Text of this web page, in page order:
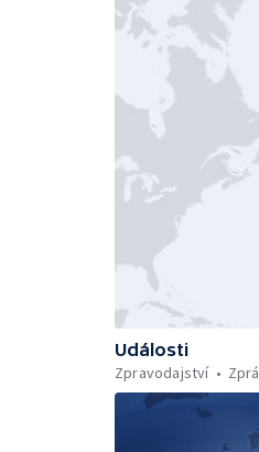
Události
Zpravodajství